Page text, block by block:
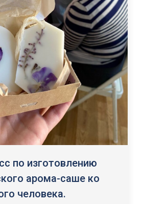
по изготовлению
арома-саше ко
человека.